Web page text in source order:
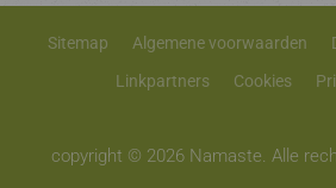
Sitemap Algemene voorwaarden
Linkpartners
Cookies
copyright © 2026 Namaste. Alle